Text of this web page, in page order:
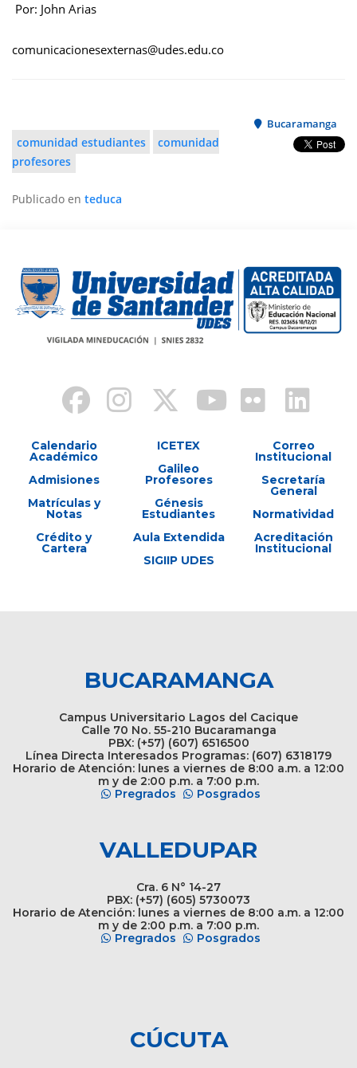
Por: John Arias
comunicacionesexternas@udes.edu.co
Bucaramanga
comunidad estudiantes
comunidad
profesores
Publicado en teduca
Calendario
Académico
Admisiones
Matrículas y
Notas
Crédito y
Cartera
ICETEX
Galileo
Profesores
Génesis
Estudiantes
Aula Extendida
SIGIIP UDES
Correo
Institucional
Secretaría
General
Normatividad
Acreditación
Institucional
BUCARAMANGA
Campus Universitario Lagos del Cacique
Calle 70 No. 55-210 Bucaramanga
PBX: (+57) (607) 6516500
Línea Directa Interesados Programas: (607) 6318179
Horario de Atención: lunes a viernes de 8:00 a.m. a 12:00
m y de 2:00 p.m. a 7:00 p.m.
Pregrados
Posgrados
VALLEDUPAR
Cra. 6 N° 14-27
PBX: (+57) (605) 5730073
Horario de Atención: lunes a viernes de 8:00 a.m. a 12:00
m y de 2:00 p.m. a 7:00 p.m.
Pregrados
Posgrados
CÚCUTA